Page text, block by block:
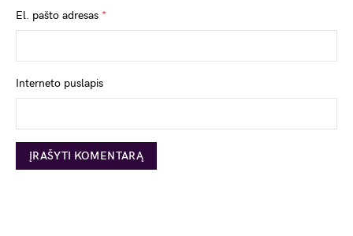
El. pašto adresas *
Interneto puslapis